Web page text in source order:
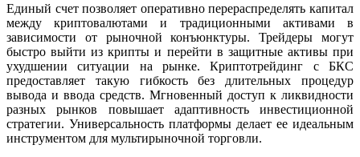
Единый счет позволяет оперативно перераспределять капитал
между криптовалютами и традиционными активами в
зависимости от рыночной конъюнктуры. Трейдеры могут
быстро выйти из крипты и перейти в защитные активы при
ухудшении ситуации на рынке. Криптотрейдинг с БКС
предоставляет такую гибкость без длительных процедур
вывода и ввода средств. Мгновенный доступ к ликвидности
разных рынков повышает адаптивность инвестиционной
стратегии. Универсальность платформы делает ее идеальным
инструментом для мультирыночной торговли.